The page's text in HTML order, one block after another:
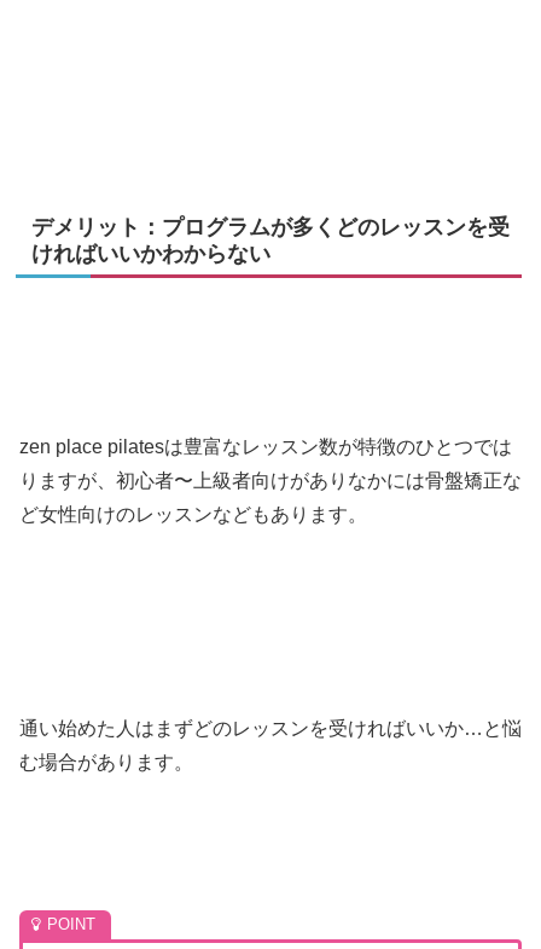
デメリット：プログラムが多くどのレッスンを受
ければいいかわからない
zen place pilatesは豊富なレッスン数が特徴のひとつでは
りますが、初心者〜上級者向けがありなかには骨盤矯正な
ど女性向けのレッスンなどもあります。
通い始めた人はまずどのレッスンを受ければいいか…と悩
む場合があります。